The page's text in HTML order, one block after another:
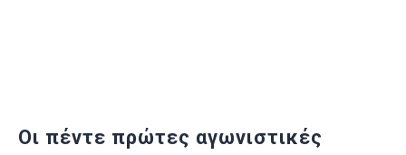
Oι πέντε πρώτες αγωνιστικές